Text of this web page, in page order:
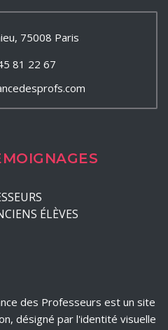
75008 Paris
81 22 67
ÉLÈVES
des Professeurs est un site
désigné par l'identité visuelle